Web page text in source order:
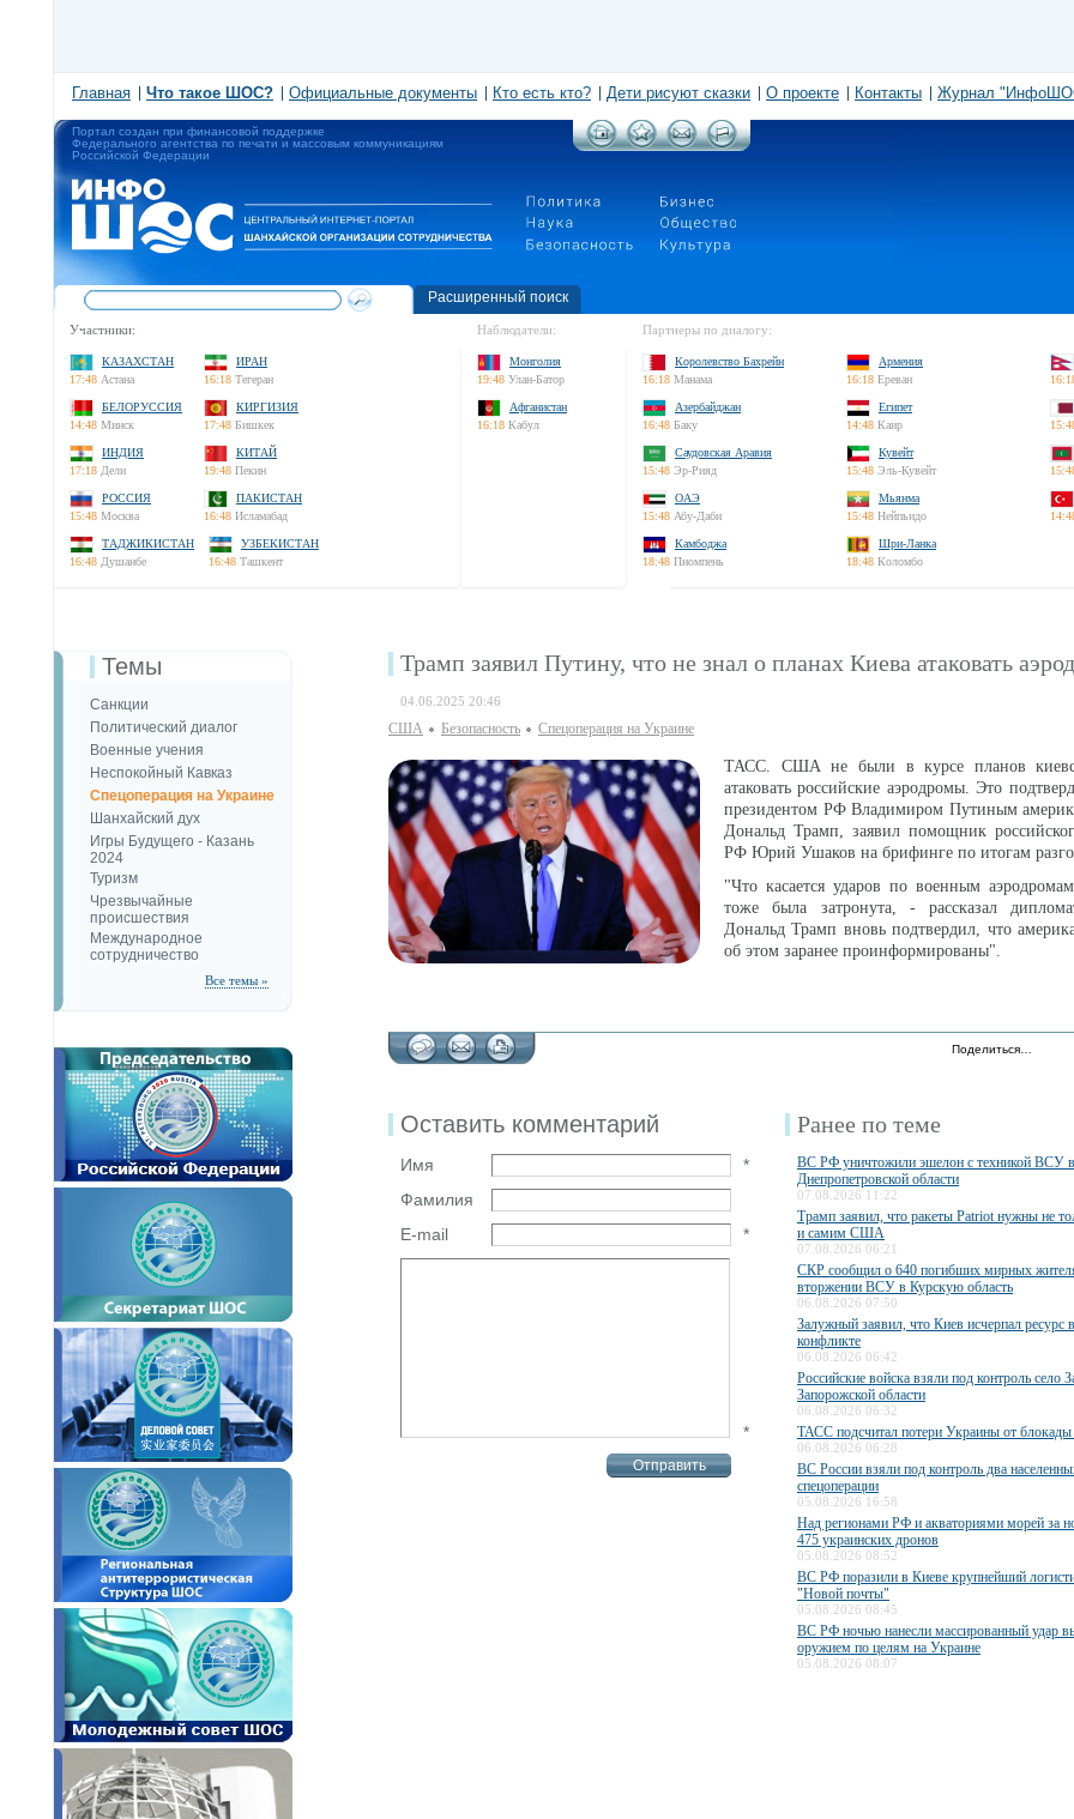
Главная Что такое ШОС? Официальные документы Кто есть кто? Дети рисуют сказки О проекте Контакты Журнал
Портал создан при финансовой поддержке
Федерального агентства по печати и массовым коммуникациям
Российской Федерации
Расширенный поиск
Участники:
КАЗАХСТАН
17:48 Астана
ИРАН
16:18 Тегеран
БЕЛОРУССИЯ
14:48 Минск
КИРГИЗИЯ
17:48 Бишкек
ИНДИЯ
17:18 Дели
КИТАЙ
19:48 Пекин
РОССИЯ
15:48 Москва
ПАКИСТАН
16:48 Исламабад
ТАДЖИКИСТАН
16:48 Душанбе
УЗБЕКИСТАН
16:48 Ташкент
Наблюдатели:
Монголия
19:48 Улан-Батор
Афганистан
16:18 Кабул
Партнеры по диалогу:
Королевство Бахрейн
16:18 Манама
Армения
16:18 Ереван
Азербайджан
16:48 Баку
Египет
14:48 Каир
Саудовская Аравия
15:48 Эр-Рияд
Кувейт
15:48 Эль-Кувейт
ОАЭ
15:48 Абу-Даби
Мьянма
15:48 Нейпьидо
Камбоджа
18:48 Пномпень
Шри-Ланка
18:48 Коломбо
Темы
Санкции
Политический диалог
Военные учения
Неспокойный Кавказ
Спецоперация на Украине
Шанхайский дух
Игры Будущего - Казань
2024
Туризм
Чрезвычайные
происшествия
Международное
сотрудничество
Все темы »
Трамп заявил Путину, что не знал о планах Киева атаковать
04.06.2025 20:46
США Безопаcность Спецоперация на Украине
ТАСС. США не были в курсе планов
атаковать российские аэродромы. Это
президентом РФ Владимиром Путиным
Дональд Трамп, заявил помощник
РФ Юрий Ушаков на брифинге по итогам
"Что касается ударов по военным
тоже была затронута, - рассказал
Дональд Трамп вновь подтвердил, что
об этом заранее проинформированы".
Поделиться…
Оставить комментарий
Имя
*
Фамилия
E-mail
*
*
Ранее по теме
ВС РФ уничтожили эшелон с техникой ВСУ в
Днепропетровской области
07.08.2026 11:22
Трамп заявил, что ракеты Patriot нужны не
и самим США
07.08.2026 06:21
СКР сообщил о 640 погибших мирных
вторжении ВСУ в Курскую область
06.08.2026 07:50
Залужный заявил, что Киев исчерпал ресурс
конфликте
06.08.2026 06:42
Российские войска взяли под контроль село
Запорожской области
06.08.2026 06:32
ТАСС подсчитал потери Украины от блокады
06.08.2026 06:28
ВС России взяли под контроль два
спецоперации
05.08.2026 16:58
Над регионами РФ и акваториями морей за
475 украинских дронов
05.08.2026 08:52
ВС РФ поразили в Киеве крупнейший
"Новой почты"
05.08.2026 08:45
ВС РФ ночью нанесли массированный удар
оружием по целям на Украине
05.08.2026 08:07